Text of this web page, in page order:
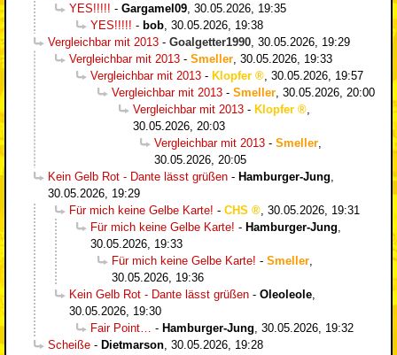
YES!!!!! - Gargamel09 30.05.2026, 19:35
YES!!!!! - bob 30.05.2026, 19:38
Vergleichbar mit 2013 - Goalgetter1990 30.05.2026, 19:29
Vergleichbar mit 2013 - Smeller 30.05.2026, 19:33
Vergleichbar mit 2013 - Klopfer
30.05.2026, 19:57
Vergleichbar mit 2013 - Smeller 30.05.2026, 20:00
Vergleichbar mit 2013 - Klopfer
30.05.2026, 20:03
Vergleichbar mit 2013 - Smeller
30.05.2026, 20:05
Kein Gelb Rot - Dante lässt grüßen - Hamburger-Jung
30.05.2026, 19:29
Für mich keine Gelbe Karte! - CHS
30.05.2026, 19:31
Für mich keine Gelbe Karte! - Hamburger-Jung
30.05.2026, 19:33
Für mich keine Gelbe Karte! - Smeller
30.05.2026, 19:36
Kein Gelb Rot - Dante lässt grüßen - Oleoleole
30.05.2026, 19:30
Fair Point…
- Hamburger-Jung 30.05.2026, 19:32
Scheiße - Dietmarson 30.05.2026, 19:28